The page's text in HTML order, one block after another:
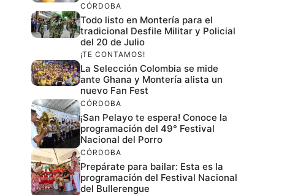
CÓRDOBA
Todo listo en Montería para el
tradicional Desfile Militar y Policial
del 20 de Julio
¡TE CONTAMOS!
La Selección Colombia se mide
ante Ghana y Montería alista un
nuevo Fan Fest
CÓRDOBA
¡San Pelayo te espera! Conoce la
programación del 49° Festival
Nacional del Porro
CÓRDOBA
Prepárate para bailar: Esta es la
programación del Festival Nacional
del Bullerengue